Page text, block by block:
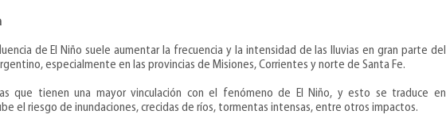
de El Niño suele aumentar la frecuencia y la intensidad de las lluvias en gran parte del
especialmente en las provincias de Misiones, Corrientes y norte de Santa Fe.
que tienen una mayor vinculación con el fenómeno de El Niño, y esto se traduce en
el riesgo de inundaciones, crecidas de ríos, tormentas intensas, entre otros impactos.